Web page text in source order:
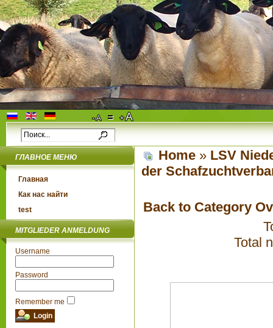
ГЛАВНОЕ МЕНЮ
Главная
Как нас найти
test
MITGLIEDER ANMELDUNG
Username
Password
Remember me
Home » LSV
der
Back to Category
Total